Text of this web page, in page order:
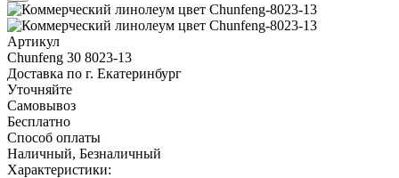
Артикул
Chunfeng 30 8023-13
Доставка по г. Екатеринбург
Уточняйте
Самовывоз
Бесплатно
Способ оплаты
Наличный, Безналичный
Характеристики: